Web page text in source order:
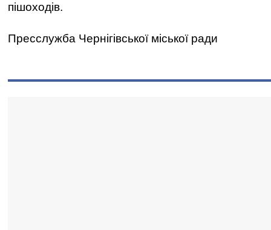
пішоходів.
Пресслужба Чернігівської міської ради